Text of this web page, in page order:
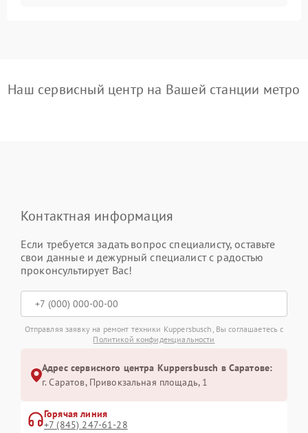
Наш сервисный центр на Вашей станции метро
Контактная информация
Если требуется задать вопрос специалисту, оставьте
свои данные и дежурный специалист с радостью
проконсультирует Вас!
Отправляя заявку на ремонт техники Kuppersbusch, Вы соглашаетесь с
Политикой конфиденциальности
Адрес сервисного центра Kuppersbusch в Саратове:
г. Саратов, Привокзальная площадь, 1
Горячая линия
+7 (845) 247-61-28